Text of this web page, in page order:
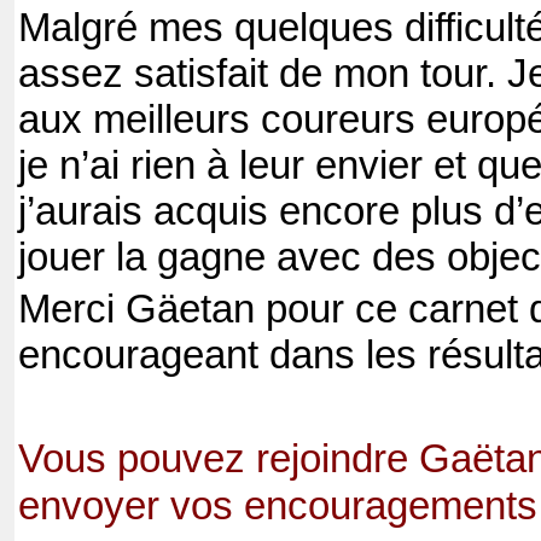
Malgré mes quelques
assez satisfait de mon tour.
aux meilleurs coureurs
je n’ai rien à leur envier et
j’aurais acquis encore plus
jouer la gagne avec des
Merci Gäetan pour ce carnet
encourageant dans les
Vous pouvez rejoindre
envoyer vos